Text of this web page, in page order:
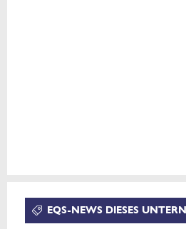
EQS-NEWS DIESES